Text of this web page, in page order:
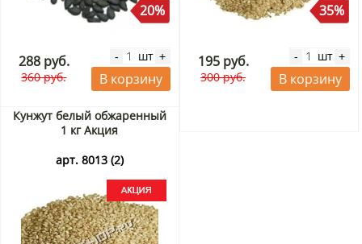
20%
288 руб.
360 руб.
- шт +
В корзину
35%
195 руб.
300 руб.
- шт +
В корзину
Кунжут белый обжаренный
1 кг Акция
арт. 8013 (2)